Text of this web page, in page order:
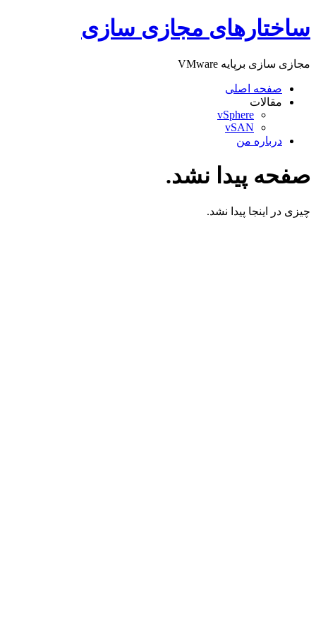
پرش
به
ساختارهای مجازی سازی
مجازی سازی برپایه VMware
صفحه اصلی
مقالات
vSphere
vSAN
درباره من
صفحه پیدا نشد.
چیزی در اینجا پیدا نشد.